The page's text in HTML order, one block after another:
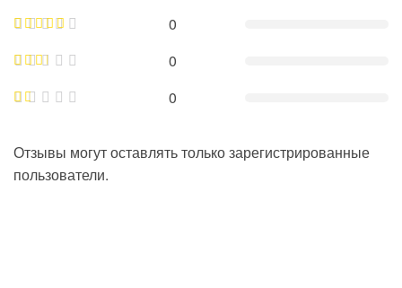
0
0
0
Отзывы могут оставлять только зарегистрированные
пользователи.